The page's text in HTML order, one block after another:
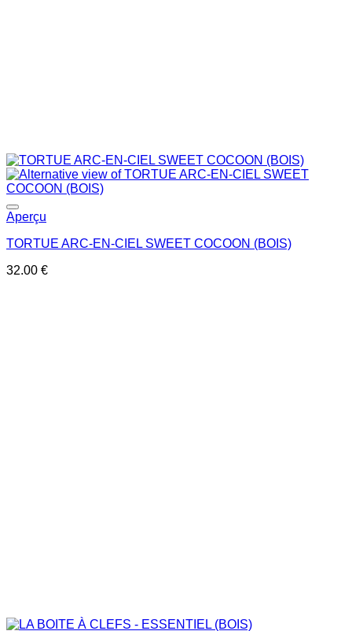
Aperçu
TORTUE ARC-EN-CIEL SWEET COCOON (BOIS)
32.00 €